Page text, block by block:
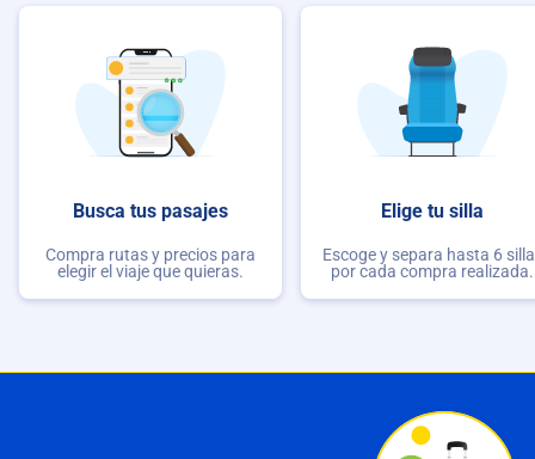
Busca tus pasajes
Compra rutas y precios para
elegir el viaje que quieras.
Elige tu silla
Escoge y separa hasta 6
por cada compra realizada.